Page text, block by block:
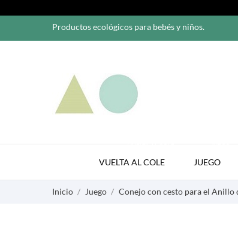
Productos ecológicos para bebés y niños.
VUELTA AL COLE JUEGO
Inicio Juego Conejo con cesto para el Anillo